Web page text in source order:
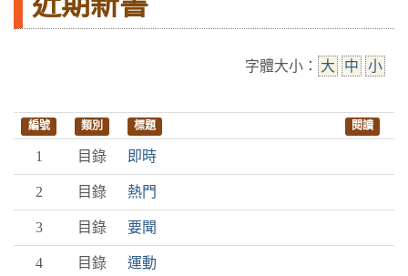
字體大小： 大 中 小
編號 類別 標題 閱讀
1 目錄 即時
2 目錄 熱門
3 目錄 要聞
4 目錄 運動